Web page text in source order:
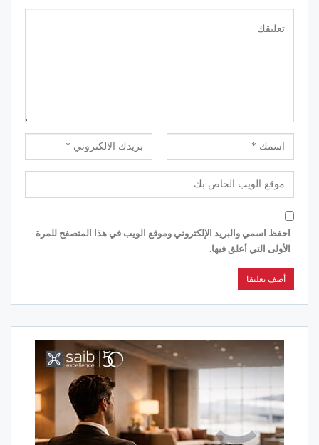
احفظ اسمي والبريد الإلكتروني وموقع الويب في هذا المتصفح للمرة
الأولى التي أعلق فيها.